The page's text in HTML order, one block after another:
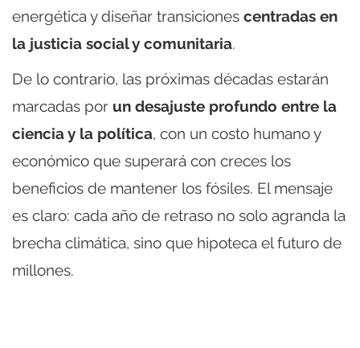
energética y diseñar transiciones centradas en
la justicia social y comunitaria.
De lo contrario, las próximas décadas estarán
marcadas por un desajuste profundo entre la
ciencia y la política, con un costo humano y
económico que superará con creces los
beneficios de mantener los fósiles. El mensaje
es claro: cada año de retraso no solo agranda la
brecha climática, sino que hipoteca el futuro de
millones.